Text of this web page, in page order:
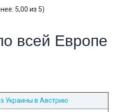
5,00 из 5)
всей Европе
Украины в Австрию